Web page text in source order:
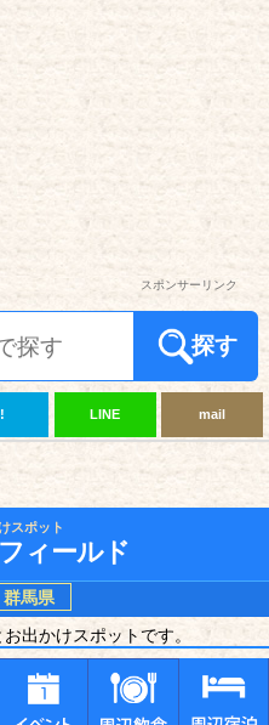
スポンサーリンク
探す
LINE mail
スポット
ィールド
群馬県
出かけスポットです。